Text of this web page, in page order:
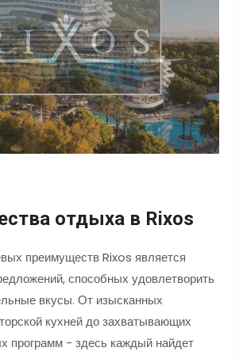
отдыха в Rixos
преимуществ Rixos является
способных удовлетворить
вкусы. От изысканных
кухней до захватывающих
программ - здесь каждый найдет